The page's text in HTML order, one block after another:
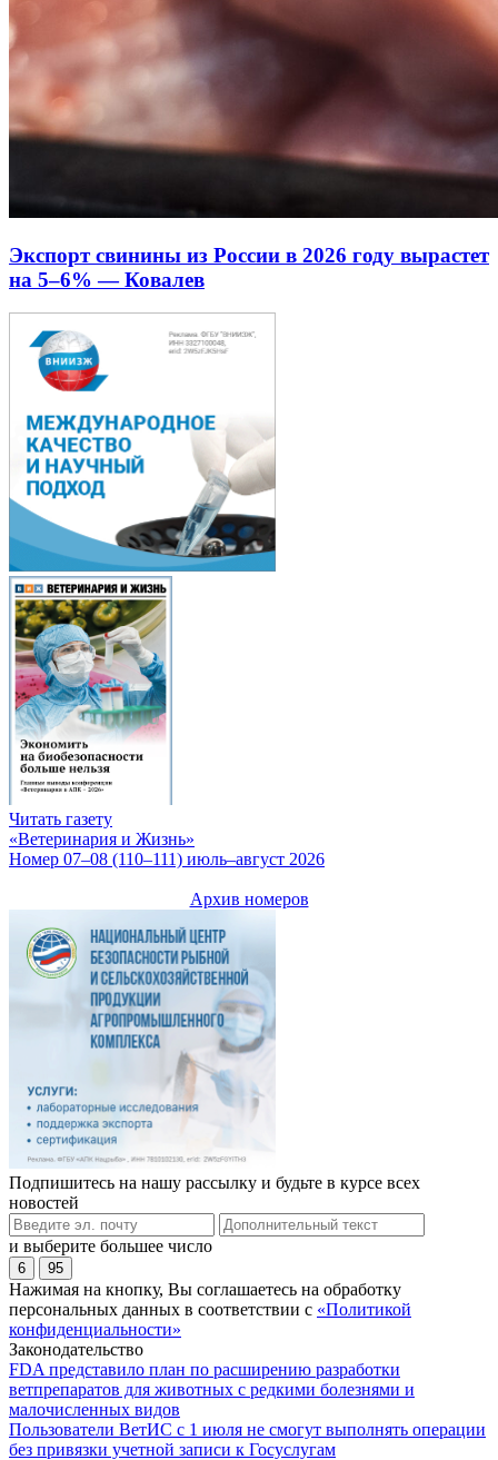
Экспорт свинины из России в 2026 году вырастет
на 5–6% — Ковалев
Читать газету
«Ветеринария и Жизнь»
Номер 07–08 (110–111) июль–август 2026
Архив номеров
Подпишитесь на нашу рассылку и будьте в курсе всех
новостей
и выберите большее число
6 95
Нажимая на кнопку, Вы соглашаетесь на обработку
персональных данных в соответствии с «Политикой
конфиденциальности»
Законодательство
FDA представило план по расширению разработки
ветпрепаратов для животных с редкими болезнями и
малочисленных видов
Пользователи ВетИС с 1 июля не смогут выполнять операции
без привязки учетной записи к Госуслугам